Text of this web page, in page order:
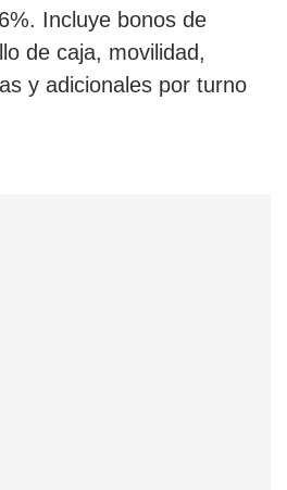
Incluye bonos de
de caja, movilidad,
y adicionales por turno